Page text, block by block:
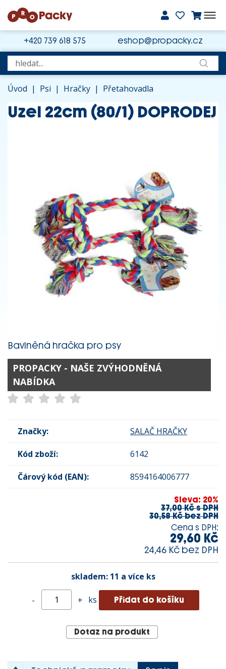
+420 739 618 575 eshop@propacky.cz
Úvod | Psi | Hračky | Přetahovadla
Uzel 22cm (80/1) DOPRODEJ
Bavlněná hračka pro psy
PROPACKY - NAŠE ZVÝHODNĚNÁ
NABÍDKA
Značky: SALAČ HRAČKY
Kód zboží: 6142
Čárový kód (EAN): 8594164006777
Sleva: 20%
37,00 Kč s DPH
30,58 Kč bez DPH
Cena s DPH:
29,60 Kč
24,46 Kč bez DPH
skladem: 11 a více ks
- + ks
Dotaz na produkt